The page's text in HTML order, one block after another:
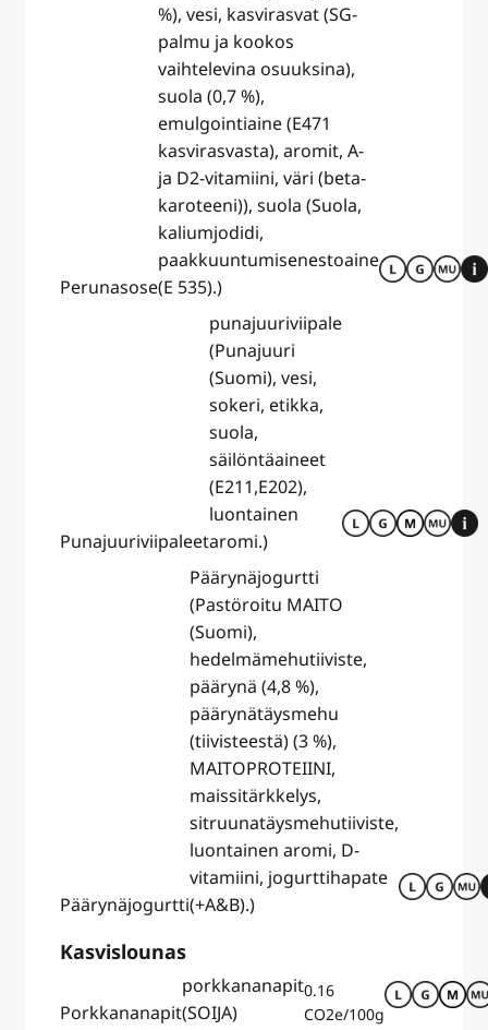
Perunasose
%), vesi, kasvirasvat (SG-
palmu ja kookos
vaihtelevina osuuksina),
suola (0,7 %),
emulgointiaine (E471
kasvirasvasta), aromit, A-
ja D2-vitamiini, väri (beta-
karoteeni)), suola (Suola,
kaliumjodidi,
paakkuuntumisenestoaine
(E 535).)
Punajuuriviipaleet
punajuuriviipale
(Punajuuri
(Suomi), vesi,
sokeri, etikka,
suola,
säilöntäaineet
(E211,E202),
luontainen
aromi.)
Päärynäjogurtti
Päärynäjogurtti
(Pastöroitu MAITO
(Suomi),
hedelmämehutiiviste,
päärynä (4,8 %),
päärynätäysmehu
(tiivisteestä) (3 %),
MAITOPROTEIINI,
maissitärkkelys,
sitruunatäysmehutiiviste,
luontainen aromi, D-
vitamiini, jogurttihapate
(+A&B).)
Kasvislounas
Porkkananapit
porkkananapit
(SOIJA)
0.16
CO2e/100g